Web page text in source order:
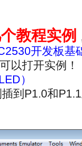
教程实例
开发板基
以打开实例！
）
到P1.0和